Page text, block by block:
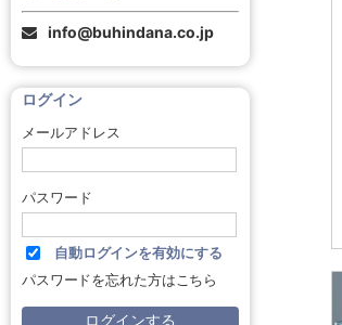
info@buhindana.co.jp
ログイン
メールアドレス
パスワード
自動ログインを有効にする
パスワードを忘れた方はこちら